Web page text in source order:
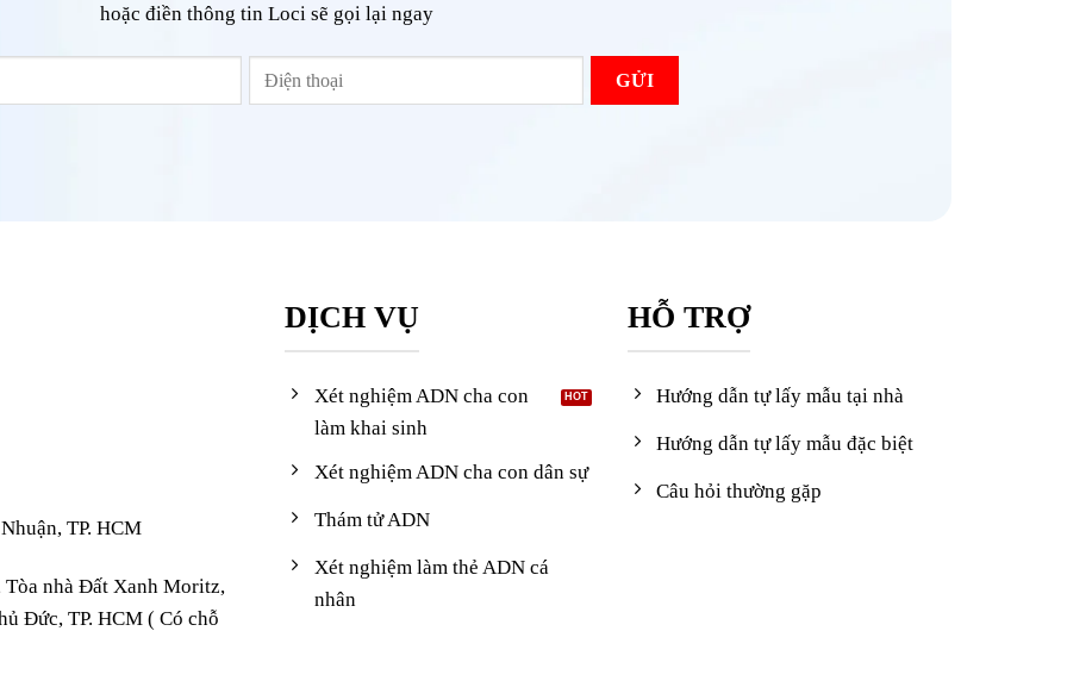
hoặc điền thông tin Loci sẽ gọi lại ngay
TP. HCM
Tòa nhà Đất Xanh Moritz,
Đức, TP. HCM ( Có chỗ
DỊCH VỤ
Xét nghiệm ADN cha con
làm khai sinh
Xét nghiệm ADN cha con dân sự
Thám tử ADN
Xét nghiệm làm thẻ ADN cá
nhân
HỖ TRỢ
Hướng dẫn tự lấy mẫu tại nhà
Hướng dẫn tự lấy mẫu đặc biệt
Câu hỏi thường gặp